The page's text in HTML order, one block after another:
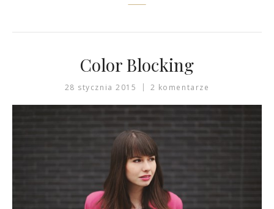
Color Blocking
28 stycznia 2015 2 komentarze